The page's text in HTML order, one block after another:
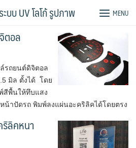
บ UV โลโก้ รูปภาพ MENU
ตอล
รถยนต์ดิจิตอล
มิล ตั้งได้ โดย
สีพื้นให้ทึบแสง
น้าปัดรถ พิมพ์ลงแผ่นอะคริลิคได้โดยตรง
ลิคหนา